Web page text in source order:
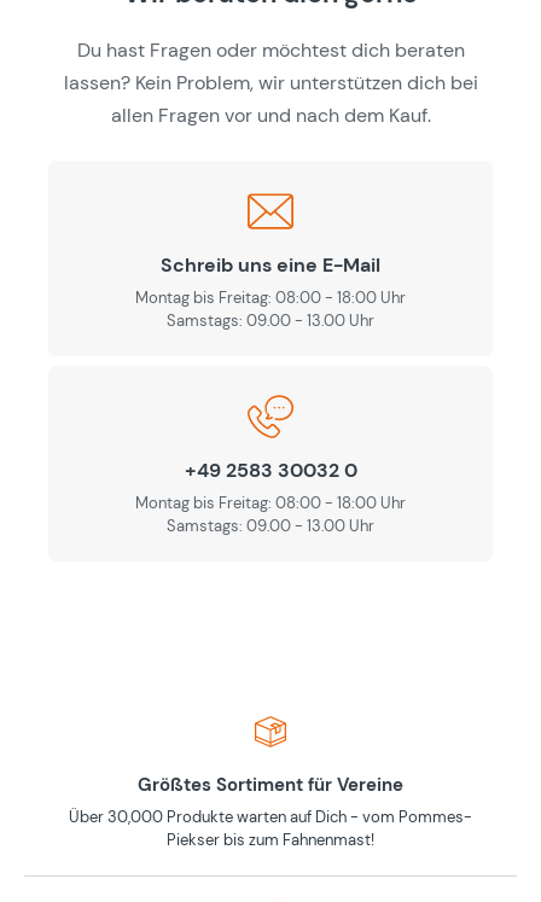
Du hast Fragen oder möchtest dich beraten
lassen? Kein Problem, wir unterstützen dich bei
allen Fragen vor und nach dem Kauf.
Schreib uns eine E-Mail
Montag bis Freitag: 08:00 - 18:00 Uhr
Samstags: 09.00 - 13.00 Uhr
+49 2583 30032 0
Montag bis Freitag: 08:00 - 18:00 Uhr
Samstags: 09.00 - 13.00 Uhr
Größtes Sortiment für Vereine
Über 30,000 Produkte warten auf Dich - vom Pommes-
Piekser bis zum Fahnenmast!